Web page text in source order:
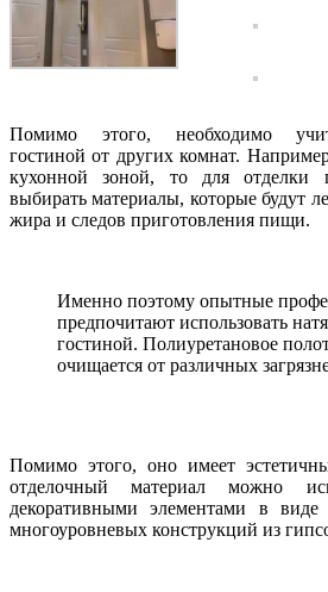
Помимо этого, необходимо
гостиной от других комнат.
кухонной зоной, то для отделки
выбирать материалы, которые будут
жира и следов приготовления пищи.
Именно поэтому опытные
предпочитают использовать
гостиной. Полиуретановое
очищается от различных
Помимо этого, оно имеет
отделочный материал можно
декоративными элементами в
многоуровневых конструкций из